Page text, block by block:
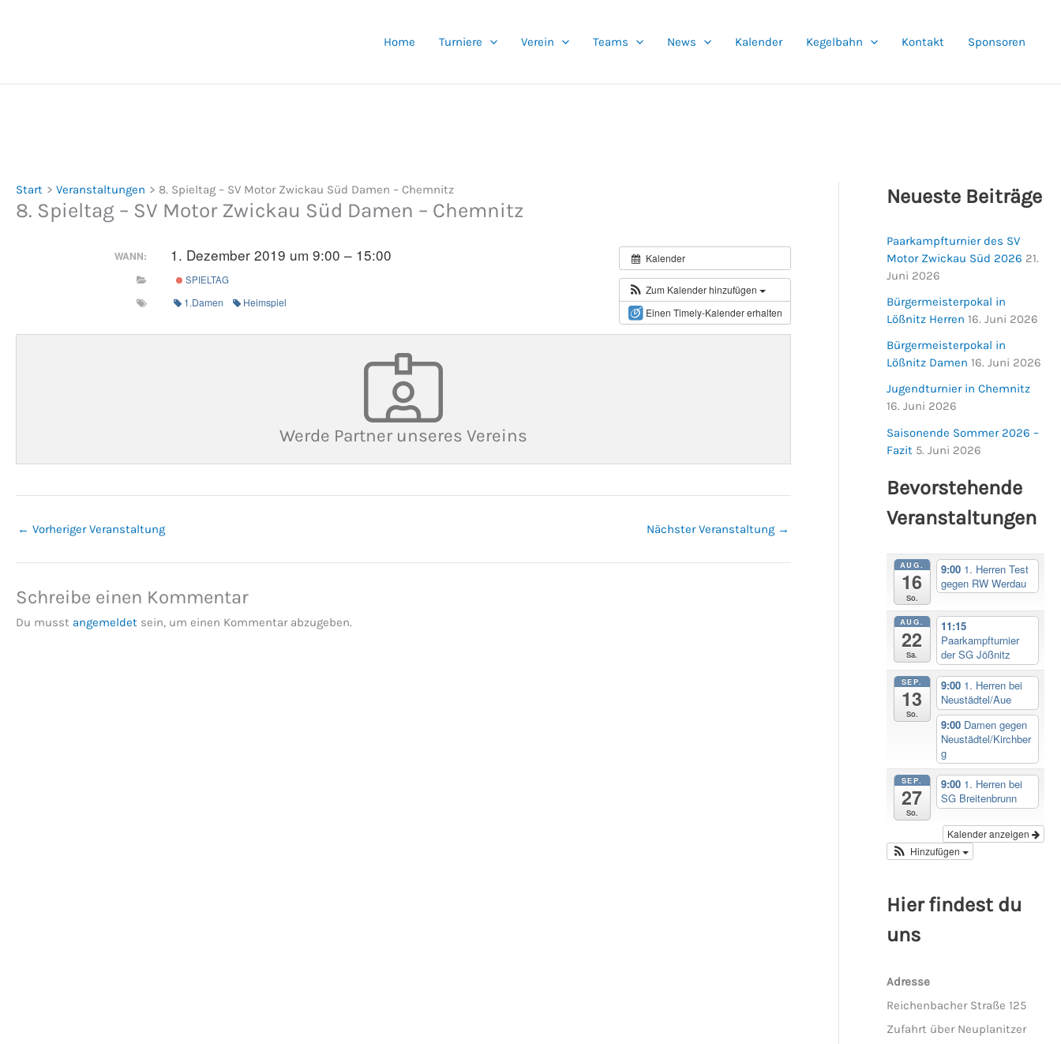
Home Turniere Verein Teams News Kalender Kegelbahn Kontakt Sponsoren
Start Veranstaltungen 8. Spieltag – SV Motor Zwickau Süd Damen – Chemnitz
8. Spieltag – SV Motor Zwickau Süd Damen – Chemnitz
Kalender
Zum Kalender hinzufügen
Einen Timely-Kalender erhalten
WANN: 1. Dezember 2019 um 9:00 – 15:00
SPIELTAG
1.Damen Heimspiel
Werde Partner unseres Vereins
← Vorheriger Veranstaltung Nächster Veranstaltung →
Schreibe einen Kommentar
Du musst angemeldet sein, um einen Kommentar abzugeben.
Neueste Beiträge
Paarkampfturnier des SV
Motor Zwickau Süd 2026 21.
Juni 2026
Bürgermeisterpokal in
Lößnitz Herren 16. Juni 2026
Bürgermeisterpokal in
Lößnitz Damen 16. Juni 2026
Jugendturnier in Chemnitz
16. Juni 2026
Saisonende Sommer 2026 –
Fazit 5. Juni 2026
Bevorstehende
Veranstaltungen
AUG.
16
So.
9:00 1. Herren Test
gegen RW Werdau
AUG.
22
Sa.
11:15
Paarkampfturnier
der SG Jößnitz
SEP.
13
So.
9:00 1. Herren bei
Neustädtel/Aue
9:00 Damen gegen
Neustädtel/Kirchber
g
SEP.
27
So.
9:00 1. Herren bei
SG Breitenbrunn
Kalender anzeigen
Hinzufügen
Hier findest du
uns
Adresse
Reichenbacher Straße 125
Zufahrt über Neuplanitzer